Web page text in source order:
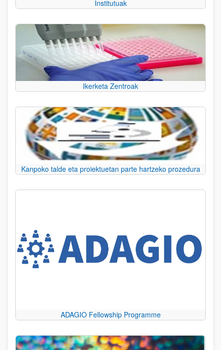
Institutuak
Ikerketa Zentroak
Kanpoko talde eta proiektuetan parte hartzeko prozedura
ADAGIO Fellowship Programme